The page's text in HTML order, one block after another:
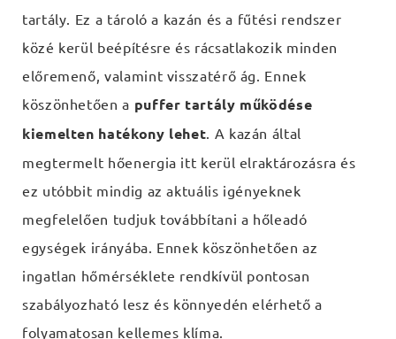
tartály. Ez a tároló a kazán és a fűtési rendszer
közé kerül beépítésre és rácsatlakozik minden
előremenő, valamint visszatérő ág. Ennek
köszönhetően a puffer tartály működése
kiemelten hatékony lehet. A kazán által
megtermelt hőenergia itt kerül elraktározásra és
ez utóbbit mindig az aktuális igényeknek
megfelelően tudjuk továbbítani a hőleadó
egységek irányába. Ennek köszönhetően az
ingatlan hőmérséklete rendkívül pontosan
szabályozható lesz és könnyedén elérhető a
folyamatosan kellemes klíma.